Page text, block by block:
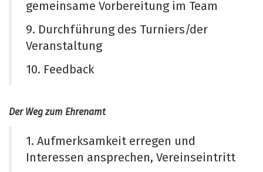
gemeinsame Vorbereitung im Team
9. Durchführung des Turniers/der
Veranstaltung
10. Feedback
Der Weg zum Ehrenamt
1. Aufmerksamkeit erregen und
Interessen ansprechen, Vereinseintritt